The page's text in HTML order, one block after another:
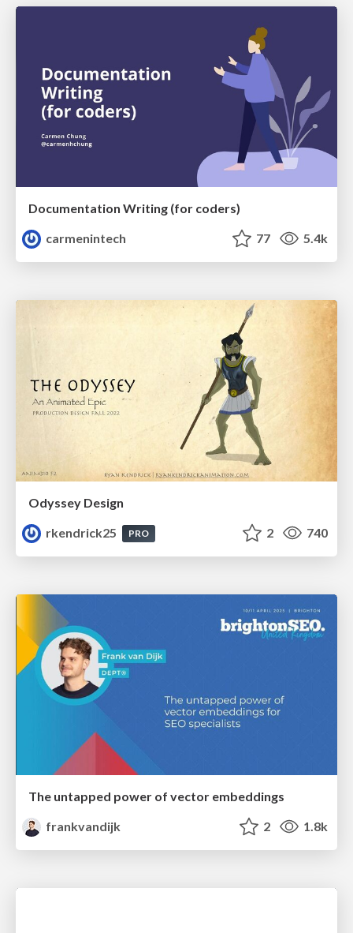
Documentation Writing (for coders)
carmenintech
77 5.4k
Odyssey Design
rkendrick25
PRO 2 740
The untapped power of vector embeddings
frankvandijk
2 1.8k